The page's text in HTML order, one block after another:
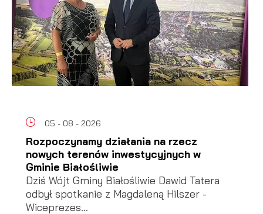
05 - 08 - 2026
Rozpoczynamy działania na rzecz
nowych terenów inwestycyjnych w
Gminie Białośliwie
Dziś Wójt Gminy Białośliwie Dawid Tatera
odbył spotkanie z Magdaleną Hilszer -
Wiceprezes...